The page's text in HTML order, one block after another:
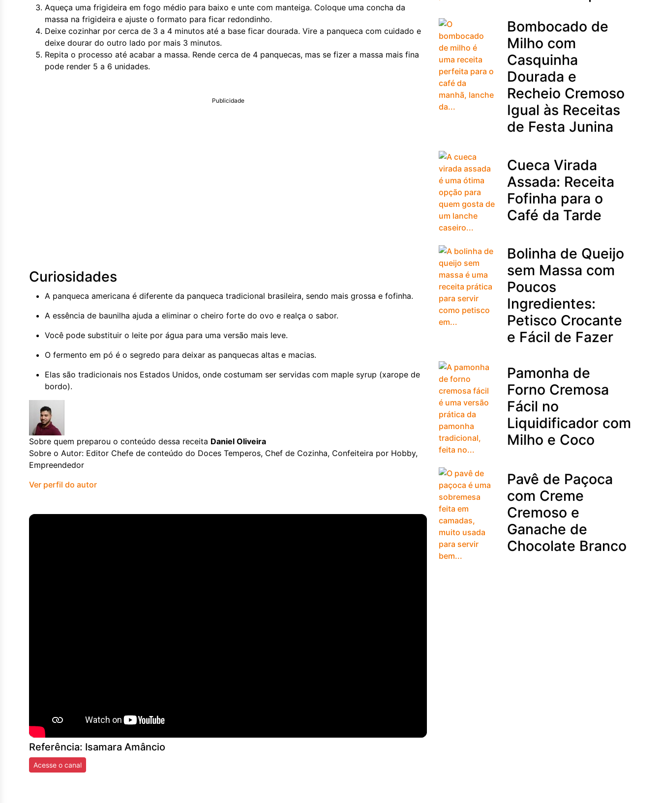
Aqueça uma frigideira em fogo médio para baixo e unte com manteiga. Coloque uma concha da
massa na frigideira e ajuste o formato para ficar redondinho.
Deixe cozinhar por cerca de 3 a 4 minutos até a base ficar dourada. Vire a panqueca com cuidado e
deixe dourar do outro lado por mais 3 minutos.
Repita o processo até acabar a massa. Rende cerca de 4 panquecas, mas se fizer a massa mais fina
pode render 5 a 6 unidades.
Publicidade
Curiosidades
A panqueca americana é diferente da panqueca tradicional brasileira, sendo mais grossa e fofinha.
A essência de baunilha ajuda a eliminar o cheiro forte do ovo e realça o sabor.
Você pode substituir o leite por água para uma versão mais leve.
O fermento em pó é o segredo para deixar as panquecas altas e macias.
Elas são tradicionais nos Estados Unidos, onde costumam ser servidas com maple syrup (xarope de
bordo).
Sobre quem preparou o conteúdo dessa receita Daniel Oliveira
Sobre o Autor: Editor Chefe de conteúdo do Doces Temperos, Chef de Cozinha, Confeiteira por Hobby,
Empreendedor
Ver perfil do autor
Referência: Isamara Amâncio
Acesse o canal
Bombocado de
Milho com
Casquinha
Dourada e
Recheio Cremoso
Igual às Receitas
de Festa Junina
Cueca Virada
Assada: Receita
Fofinha para o
Café da Tarde
Bolinha de Queijo
sem Massa com
Poucos
Ingredientes:
Petisco Crocante
e Fácil de Fazer
Pamonha de
Forno Cremosa
Fácil no
Liquidificador com
Milho e Coco
Pavê de Paçoca
com Creme
Cremoso e
Ganache de
Chocolate Branco